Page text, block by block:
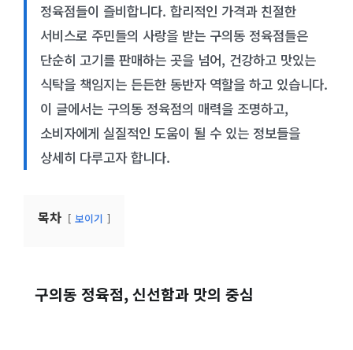
정육점들이 즐비합니다. 합리적인 가격과 친절한
서비스로 주민들의 사랑을 받는 구의동 정육점들은
단순히 고기를 판매하는 곳을 넘어, 건강하고 맛있는
식탁을 책임지는 든든한 동반자 역할을 하고 있습니다.
이 글에서는 구의동 정육점의 매력을 조명하고,
소비자에게 실질적인 도움이 될 수 있는 정보들을
상세히 다루고자 합니다.
목차 보이기
구의동 정육점, 신선함과 맛의 중심